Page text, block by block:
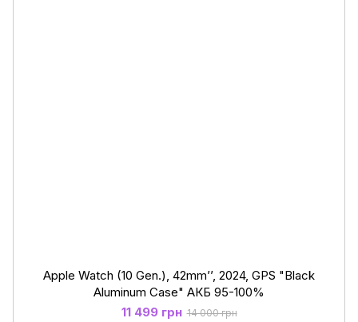
Apple Watch (10 Gen.), 42mm’’, 2024, GPS "Black
Aluminum Case" АКБ 95-100%
11 499 грн 14 000 грн